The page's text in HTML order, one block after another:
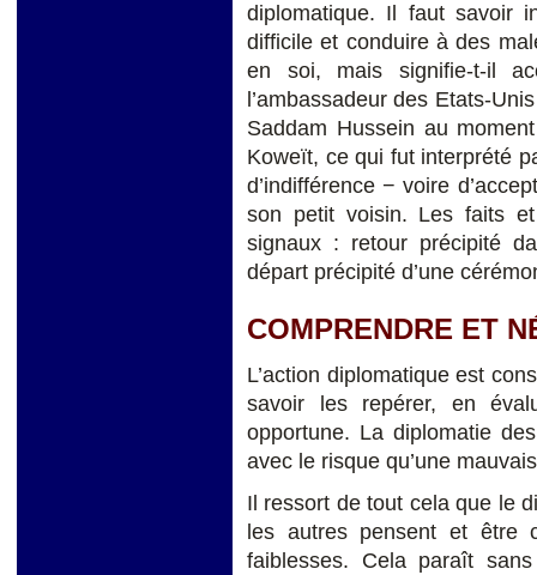
diplomatique. Il faut savoir
difficile et conduire à des
en soi, mais signifie-t-il
l’ambassadeur des Etats-
Saddam Hussein au
Koweït, ce qui fut interprété
d’indifférence − voire
son petit voisin. Les faits
signaux : retour précipité
départ précipité d’une
COMPRENDRE ET
L’action diplomatique est
savoir les repérer, en
opportune. La diplomatie
avec le risque qu’une
Il ressort de tout cela que le
les autres pensent et être
faiblesses. Cela paraît